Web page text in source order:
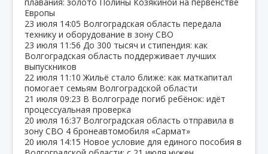
Европы
23 июля 14:05 Волгоградская область передала
технику и оборудование в зону СВО
23 июля 11:56 До 300 тысяч и стипендия: как
Волгоградская область поддерживает лучших
выпускников
22 июля 11:10 Жильё стало ближе: как маткапитал
помогает семьям Волгоградской области
21 июля 09:23 В Волгограде погиб ребёнок: идёт
процессуальная проверка
20 июля 16:37 Волгоградская область отправила в
зону СВО 4 бронеавтомобиля «Сармат»
20 июля 14:15 Новое условие для единого пособия в